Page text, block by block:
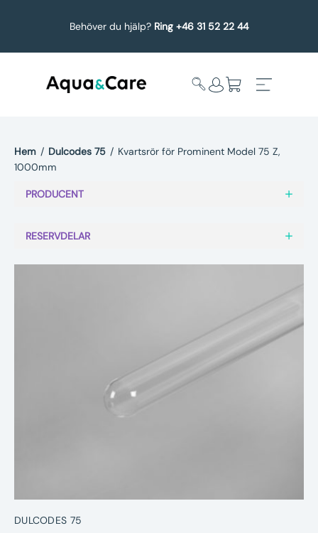
Behöver du hjälp? Ring +46 31 52 22 44
Underhållstips
Hem / Dulcodes 75 / Kvartsrör för Prominent Model 75 Z,
1000mm
PRODUCENT
RESERVDELAR
DULCODES 75